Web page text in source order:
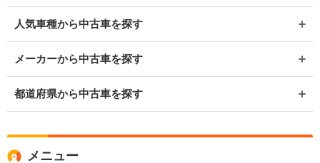
人気車種から中古車を探す
メーカーから中古車を探す
都道府県から中古車を探す
メニュー